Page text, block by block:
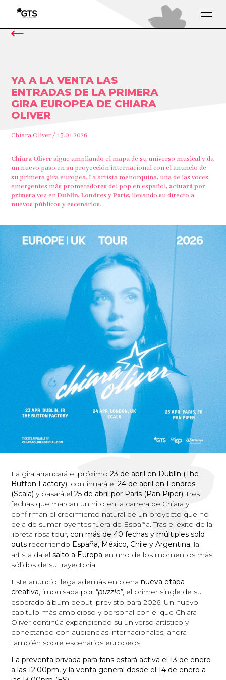
YA A LA VENTA LAS
ENTRADAS DE LA PRIMERA
GIRA EUROPEA DE CHIARA
OLIVER
Chiara Oliver / 13.01.2026
Chiara Oliversigue ampliando el mapa de su universo musical y da
un nuevo paso en su proyección internacional con el anuncio de
su primera gira europea. La artista menorquina, una de las voces
emergentes más prometedores del pop en español, actuará por
primeravez enDublín, Londres y París, llevando su directo a
nuevos públicos y escenarios.
La gira arrancará el próximo23 de abril en Dublín (The
Button Factory) , continuará el24 de abril en Londres
(Scala) y pasará el25 de abril por París (Pan Piper) , tres
fechas que marcan un hito en la carrera de Chiara y
confirman el crecimiento natural de un proyecto que no
deja de sumar oyentes fuera de España. Tras el éxito de la
libreta rosa tour, con más de 40 fechas y múltiples sold
outs recorriendo España, México, Chile y Argentina , la
artista da elsalto a Europa en uno de los momentos más
sólidos de su trayectoria.
Este anuncio llega además en plena nueva etapa
creativa , impulsada por “puzzle”, el primer single de su
esperado álbum debut, previsto para 2026. Un nuevo
capítulo más ambicioso y personal con el que Chiara
Oliver continúa expandiendo su universo artístico y
conectando con audiencias internacionales, ahora
también sobre escenarios europeos.
La preventa privada para fans estará activa el 13 de enero
a las 12:00pm, y la venta general desde el 14 de enero a